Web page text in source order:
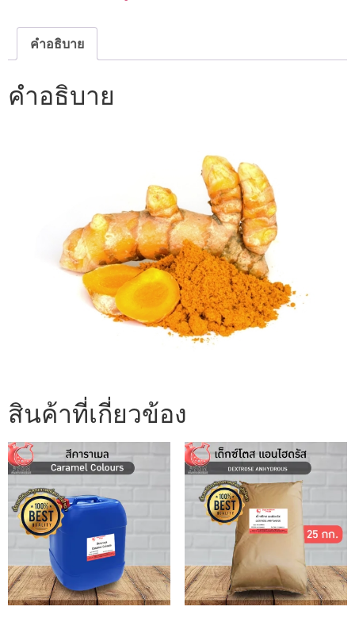
คำอธิบาย
คำอธิบาย
สินค้าที่เกี่ยวข้อง